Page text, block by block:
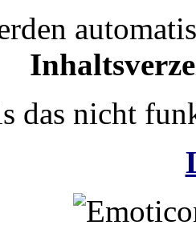
das nicht